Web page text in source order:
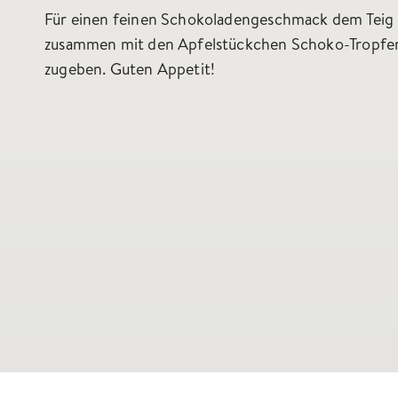
Für einen feinen Schokoladengeschmack dem Teig
zusammen mit den Apfelstückchen Schoko-
zugeben. Guten Appetit!